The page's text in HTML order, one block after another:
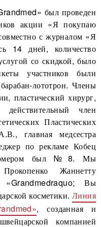
был проведен
акции «Я покупаю
с журналом «Я
14 дней, количество
со скидкой, было
участников были
лототрон. Члены
пластический хирург,
член
Пластических
главная медсестра
по рекламе Кобец
был №8. Мы
Жаннетту
Вы
косметики. Линия
, созданная и
компанией